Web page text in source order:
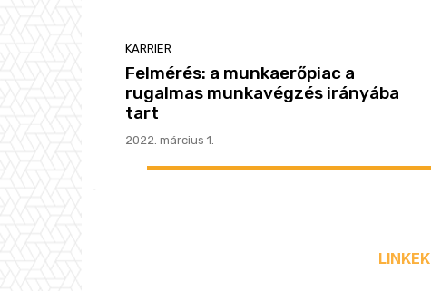
KARRIER
Felmérés: a munkaerőpiac a
rugalmas munkavégzés irányába
tart
2022. március 1.
LINKEK